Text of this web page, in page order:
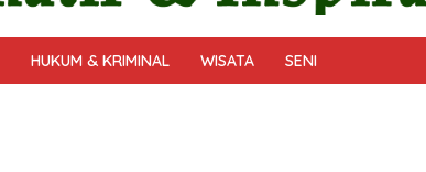
HUKUM & KRIMINAL WISATA SENI